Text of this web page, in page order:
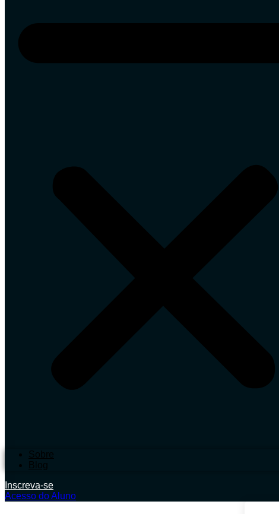
Sobre
Blog
Inscreva-se
Acesso do Aluno